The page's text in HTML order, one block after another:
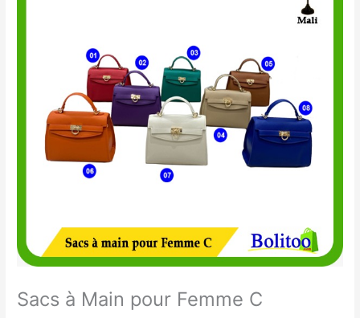
Sacs à Main pour Femme C